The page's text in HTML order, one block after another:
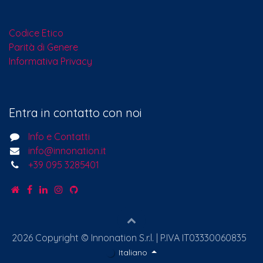
Codice Etico
Parità di Genere
Informativa Privacy
Entra in contatto con noi
Info e Contatti
info@innonation.it
+39 095 3285401
2026 Copyright © Innonation S.r.l. | P.IVA IT03330060835
Italiano